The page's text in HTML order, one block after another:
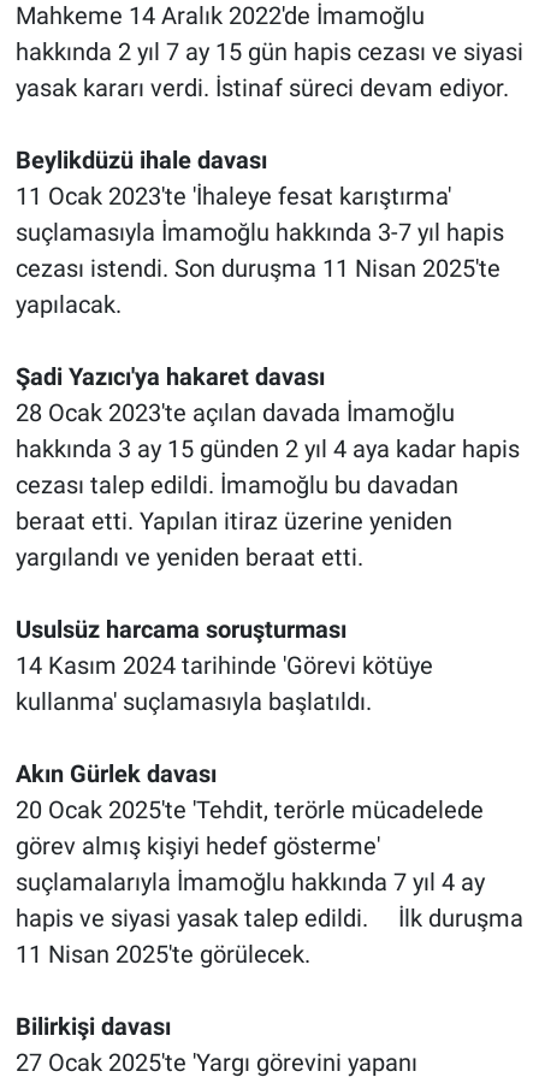
Mahkeme 14 Aralık 2022'de İmamoğlu
hakkında 2 yıl 7 ay 15 gün hapis cezası ve siyasi
yasak kararı verdi. İstinaf süreci devam ediyor.
Beylikdüzü ihale davası
11 Ocak 2023'te 'İhaleye fesat karıştırma'
suçlamasıyla İmamoğlu hakkında 3-7 yıl hapis
cezası istendi. Son duruşma 11 Nisan 2025'te
yapılacak.
Şadi Yazıcı'ya hakaret davası
28 Ocak 2023'te açılan davada İmamoğlu
hakkında 3 ay 15 günden 2 yıl 4 aya kadar hapis
cezası talep edildi. İmamoğlu bu davadan
beraat etti. Yapılan itiraz üzerine yeniden
yargılandı ve yeniden beraat etti.
Usulsüz harcama soruşturması
14 Kasım 2024 tarihinde 'Görevi kötüye
kullanma' suçlamasıyla başlatıldı.
Akın Gürlek davası
20 Ocak 2025'te 'Tehdit, terörle mücadelede
görev almış kişiyi hedef gösterme'
suçlamalarıyla İmamoğlu hakkında 7 yıl 4 ay
hapis ve siyasi yasak talep edildi. İlk duruşma
11 Nisan 2025'te görülecek.
Bilirkişi davası
27 Ocak 2025'te 'Yargı görevini yapanı
Yerel Yaşam
Canlı Yayın